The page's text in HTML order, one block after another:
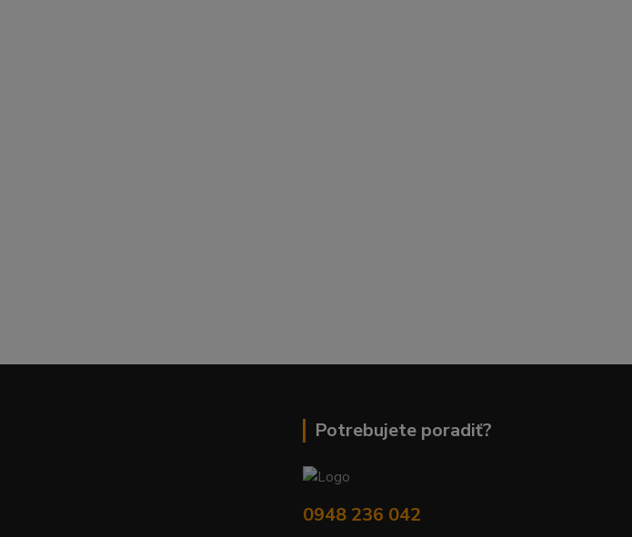
Potrebujete poradiť?
0948 236 042